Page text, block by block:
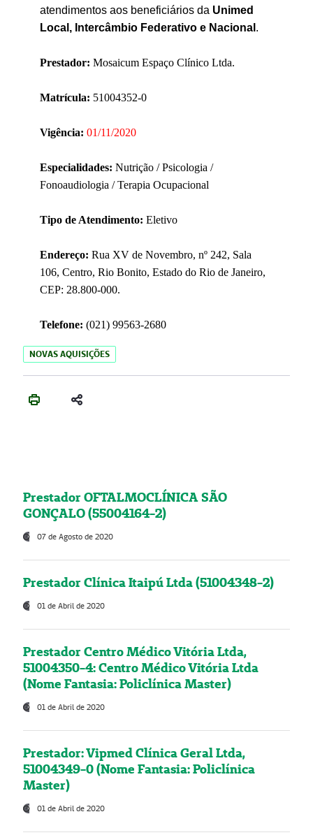
atendimentos aos beneficiários da Unimed
Local, Intercâmbio Federativo e Nacional .
Prestador: Mosaicum Espaço Clínico Ltda.
Matrícula: 51004352-0
Vigência: 01/11/2020
Especialidades: Nutrição / Psicologia /
Fonoaudiologia / Terapia Ocupacional
Tipo de Atendimento: Eletivo
Endereço: Rua XV de Novembro, nº 242, Sala
106, Centro, Rio Bonito, Estado do Rio de Janeiro,
CEP: 28.800-000.
Telefone: (021) 99563-2680
NOVAS AQUISIÇÕES
Prestador OFTALMOCLÍNICA SÃO
GONÇALO (55004164-2)
07 de Agosto de 2020
Prestador Clínica Itaipú Ltda (51004348-2)
01 de Abril de 2020
Prestador Centro Médico Vitória Ltda,
51004350-4: Centro Médico Vitória Ltda
(Nome Fantasia: Policlínica Master)
01 de Abril de 2020
Prestador: Vipmed Clínica Geral Ltda,
51004349-0 (Nome Fantasia: Policlínica
Master)
01 de Abril de 2020